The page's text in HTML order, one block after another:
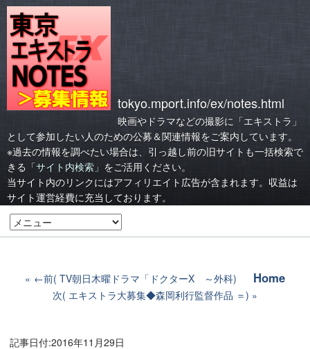
tokyo.mport.info/ex/notes.html
映画やドラマなどの撮影に「エキストラ」
として参加したい人のための公募＆関連情報をご案内しています。
※過去の情報を調べたい場合は、引っ越し前の旧サイトも一括検索で
きる 「サイト内検索」 をご活用ください。
当サイト内のリンクにはアフィリエイト広告が含まれます。収益は
サイト運営経費に充当しております。
←前( TV朝日木曜ドラマ「ドクターX ～外科) Home
次( エキストラ大募集◆森岡利行監督作品 ＝)
記事日付:2016年11月29日